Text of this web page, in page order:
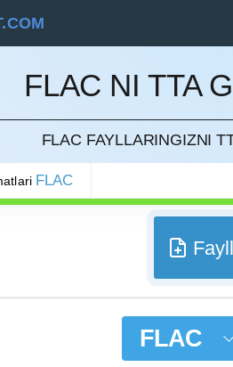
FLAC NI TTA
FLAC FAYLLARINGIZNI
FLAC
BEKOR QILISH
FLAC